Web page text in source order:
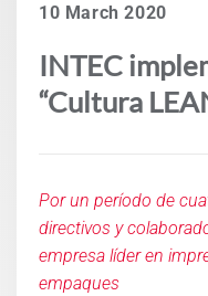
10 March 2020
INTEC
“Cultura
Por un período de
directivos y
empresa líder en
empaques